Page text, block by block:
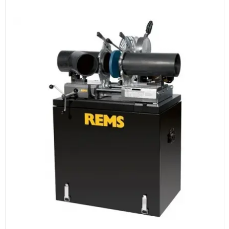
Подбираем оборудование, рассчитываем
стоимость товара и ориентировочную стоимость
доставки.
Счёт и оплата
Согласовываем условия, готовим счёт, договор
или спецификацию и принимаем оплату по